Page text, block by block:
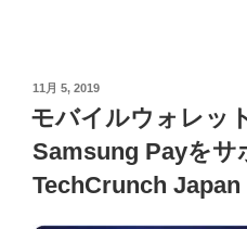
投
稿
日:
11月 5, 2019
モバイルウォレッ
Samsung Payをサ
TechCrunch Japan